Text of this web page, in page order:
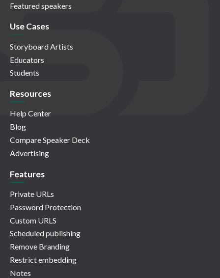
Featured speakers
Use Cases
Storyboard Artists
Educators
Students
Resources
Help Center
Blog
Compare Speaker Deck
Advertising
Features
Private URLs
Password Protection
Custom URLS
Scheduled publishing
Remove Branding
Restrict embedding
Notes